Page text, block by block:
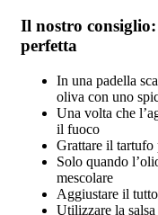
Il nostro
perfetta
In una padella
oliva con uno
Una volta che
il fuoco
Grattare il tartufo
Solo quando
mescolare
Aggiustare il
Utilizzare la